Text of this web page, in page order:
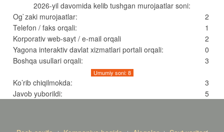
2026-yil davomida kelib tushgan murojaatlar soni:
Og`zaki murojaatlar:
2
Telefon / faks orqali:
1
Korporativ web-sayt / e-mail orqali
2
Yagona interaktiv davlat xizmatlari portali orqali:
0
Boshqa usullari orqali:
3
Umumiy soni: 8
Ko’rib chiqilmokda:
3
Javob yuborildi:
5